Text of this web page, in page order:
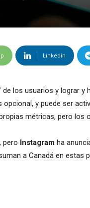
Linkedin
de los usuarios y lograr y
opcional, y puede ser
métricas, pero los
pero Instagram ha
a Canadá en estas